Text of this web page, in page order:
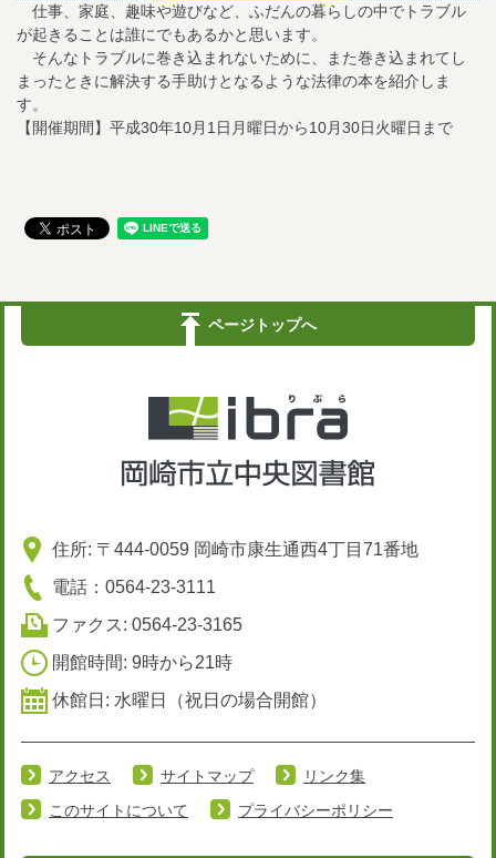
仕事、家庭、趣味や遊びなど、ふだんの暮らしの中でトラブル
が起きることは誰にでもあるかと思います。
そんなトラブルに巻き込まれないために、また巻き込まれてし
まったときに解決する手助けとなるような法律の本を紹介しま
す。
【開催期間】平成30年10月1日月曜日から10月30日火曜日まで
ページトップへ
住所: 〒444-0059 岡崎市康生通西4丁目71番地
電話：0564-23-3111
ファクス: 0564-23-3165
開館時間: 9時から21時
休館日: 水曜日（祝日の場合開館）
アクセス サイトマップ
リンク集
このサイトについて
プライバシーポリシー